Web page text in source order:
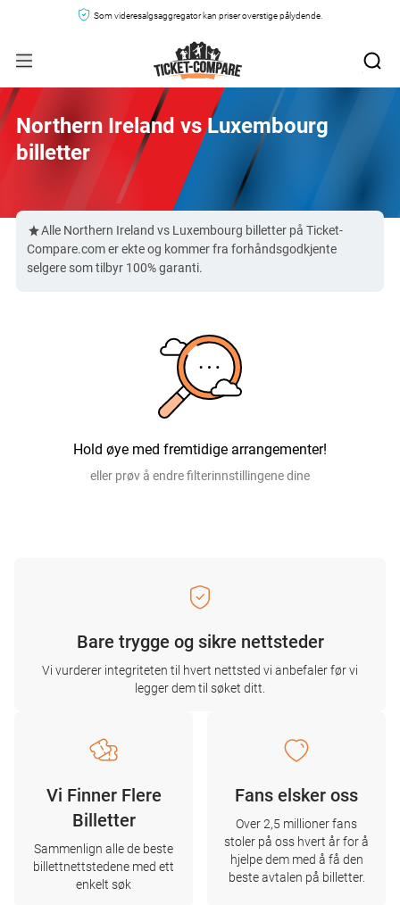
Som videresalgsaggregator kan priser overstige pålydende.
Northern Ireland vs Luxembourg
billetter
Alle Northern Ireland vs Luxembourg billetter på Ticket-
Compare.com er ekte og kommer fra forhåndsgodkjente
selgere som tilbyr 100% garanti.
Hold øye med fremtidige arrangementer!
eller prøv å endre filterinnstillingene dine
Bare trygge og sikre nettsteder
Vi vurderer integriteten til hvert nettsted vi anbefaler før vi
legger dem til søket ditt.
Vi Finner Flere
Billetter
Sammenlign alle de beste
billettnettstedene med ett
enkelt søk
Fans elsker oss
Over 2,5 millioner fans
stoler på oss hvert år for å
hjelpe dem med å få den
beste avtalen på billetter.